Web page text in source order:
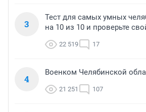
3
Тест для самых умных
на 10 из 10 и проверьте
22 519 17
4
Военком Челябинской
21 251 107